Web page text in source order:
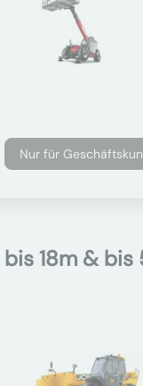
Nur für
bis 18m & bis